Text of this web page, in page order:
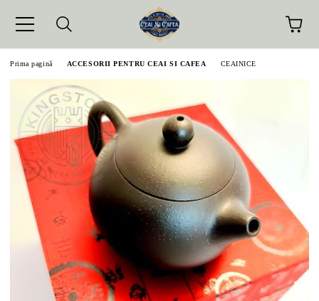
Prima pagină ACCESORII PENTRU CEAI SI CAFEA CEAINICE